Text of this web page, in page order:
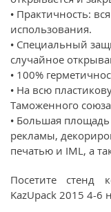
• Практичность:
использования.
• Специальный
случайное
• 100%
• На всю
Таможенного
• Большая
рекламы,
печатью и IML, а
Посетите стенд
KazUpack 2015 4-6